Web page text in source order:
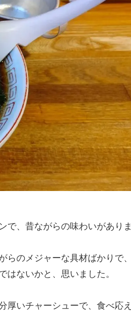
で、昔ながらの味わいがありま
のメジャーな具材ばかりで、
ないかと、思いました。
厚いチャーシューで、食べ応え